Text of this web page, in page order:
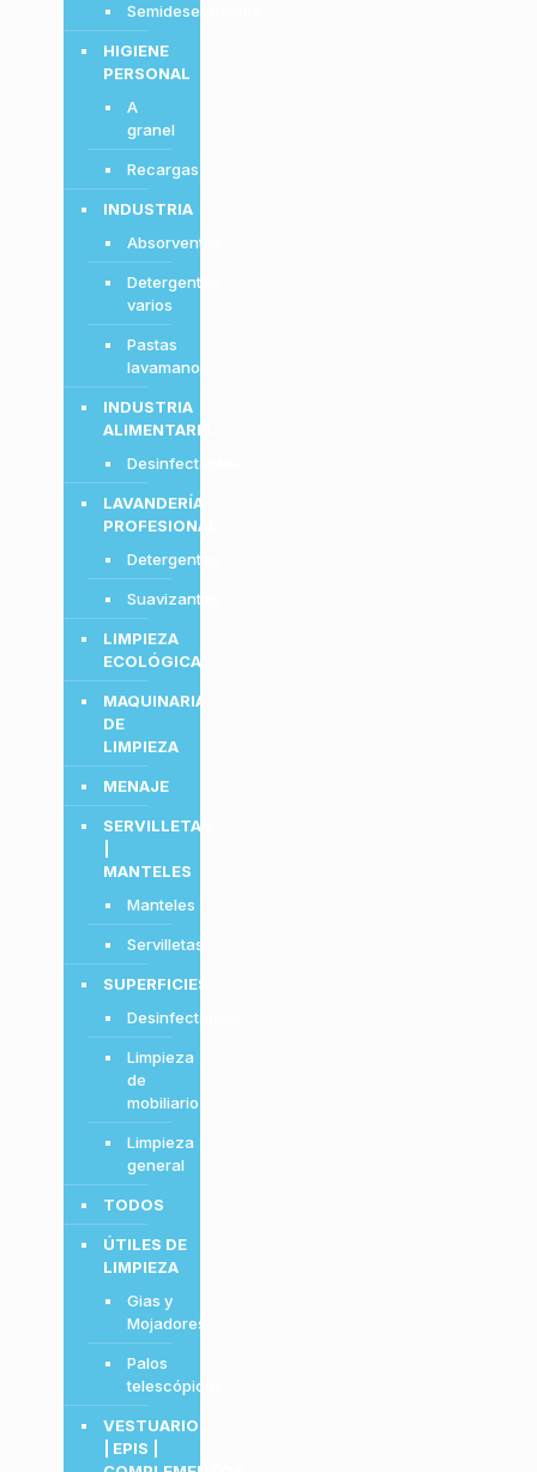
Semidesechables
HIGIENE
PERSONAL
A
granel
Recargas
INDUSTRIA
Absorventes
Detergentes
varios
Pastas
lavamanos
INDUSTRIA
ALIMENTARIA
Desinfectantes
LAVANDERÍA
PROFESIONAL
Detergentes
Suavizantes
LIMPIEZA
ECOLÓGICA
MAQUINARIA
DE
LIMPIEZA
MENAJE
SERVILLETAS
MANTELES
Manteles
Servilletas
SUPERFICIES
Desinfectantes
Limpieza
de
mobiliario
Limpieza
general
TODOS
ÚTILES DE
LIMPIEZA
Gias y
Mojadores
Palos
telescópicos
VESTUARIO
| EPIS |